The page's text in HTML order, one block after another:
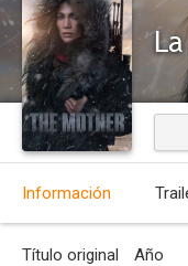
Información
Título original Año